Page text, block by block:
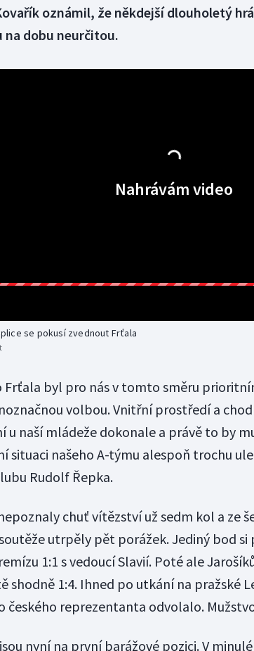
oznámil, že někdejší dlouholetý
na dobu neurčitou.
Nahrávám video
se pokusí zvednout Frťala
Frťala byl pro nás v tomto směru
volbou. Vnitřní prostředí a
u naší mládeže dokonale a právě to by
situaci našeho A-týmu alespoň trochu
Rudolf Řepka.
chuť vítězství už sedm kol a ze
utrpěly pět porážek. Jediný bod
1:1 s vedoucí Slavií. Poté ale
shodně 1:4. Ihned po utkání na pražské
českého reprezentanta odvolalo.
nyní na první barážové pozici. V